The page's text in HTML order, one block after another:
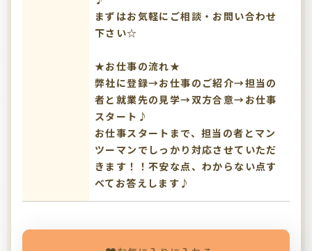
まずはお気軽にご相談・お問い合わせ
下さい☆
★お仕事の流れ★
弊社に登録→お仕事のご紹介→担当の
者と就業先の見学→双方合意→お仕事
スタート♪
お仕事スタートまで、担当の者とマン
ツーマンでしっかり対応させていただ
きます！！不安な点、わからない点す
べてお答えします♪